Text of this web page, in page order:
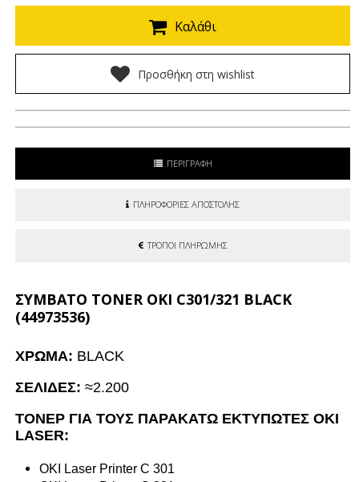
Καλάθι
Προσθήκη στη wishlist
ΠΕΡΙΓΡΑΦΗ
ΠΛΗΡΟΦΟΡΙΕΣ ΑΠΟΣΤΟΛΗΣ
ΤΡΟΠΟΙ ΠΛΗΡΩΜΗΣ
ΣΥΜΒΑΤΟ TONER OKI C301/321 BLACK
(44973536)
ΧΡΩΜΑ: BLACK
ΣΕΛΙΔΕΣ: ≈2.200
ΤΟΝΕΡ ΓΙΑ ΤΟΥΣ ΠΑΡΑΚΑΤΩ ΕΚΤΥΠΩΤΕΣ OKI
LASER:
OKI Laser Printer C 301